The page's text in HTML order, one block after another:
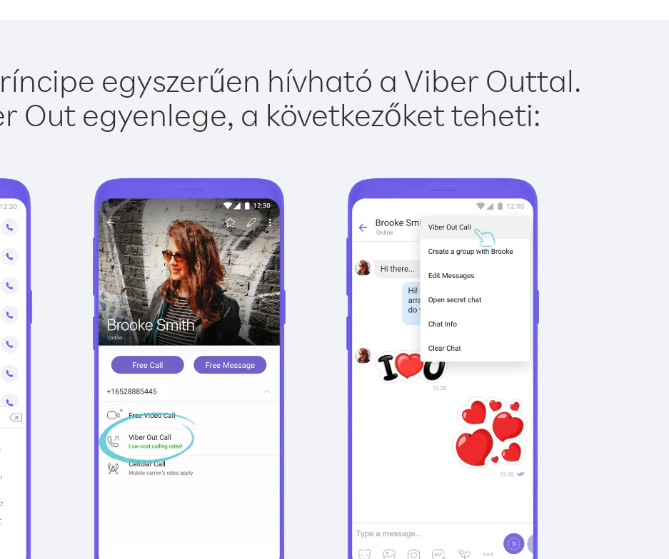
egyszerűen hívható a Viber Outtal.
Out egyenlege, a következőket teheti: